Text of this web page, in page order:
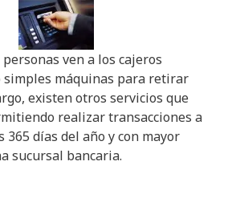
ven a los cajeros
simples máquinas para retirar
existen otros servicios que
realizar transacciones a
días del año y con mayor
sucursal bancaria.